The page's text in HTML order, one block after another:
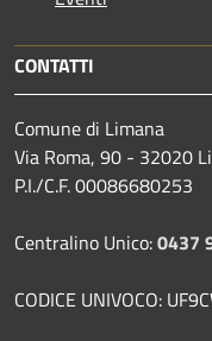
CONTATTI
Comune di Limana
Via Roma, 90 - 32020
P.I./C.F. 00086680253
Centralino Unico:0437
CODICE UNIVOCO: